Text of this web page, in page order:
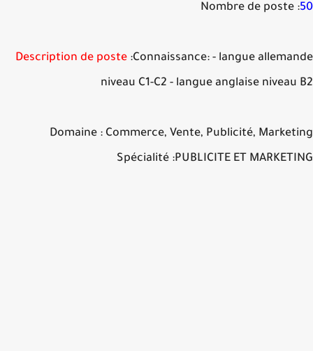
Nombre de poste :
Description de poste:Connaissance: - langue
niveau C1-C2 - langue anglaise niveau
Domaine : Commerce, Vente, Publicité,
Spécialité :PUBLICITE ET